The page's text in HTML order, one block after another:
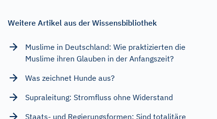
Weitere Artikel aus der Wissensbibliothek
Muslime in Deutschland: Wie praktizierten die
Muslime ihren Glauben in der Anfangszeit?
Was zeichnet Hunde aus?
Supraleitung: Stromfluss ohne Widerstand
Staats- und Regierungsformen: Sind totalitäre